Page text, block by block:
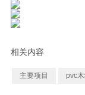
相关内容
主要项目 pvc